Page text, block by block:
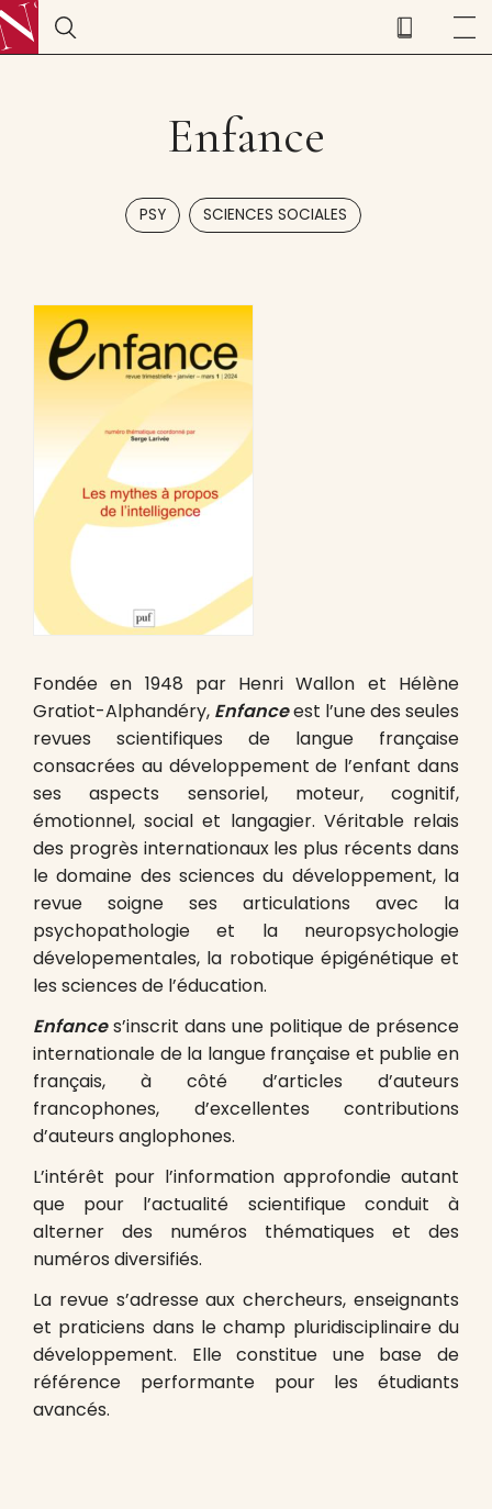
Enfance
PSY SCIENCES SOCIALES
Fondée en 1948 par Henri Wallon et Hélène
Gratiot-Alphandéry, Enfanceest l’une des seules
revues scientifiques de langue française
consacrées au développement de l’enfant dans
ses aspects sensoriel, moteur, cognitif,
émotionnel, social et langagier. Véritable relais
des progrès internationaux les plus récents dans
le domaine des sciences du développement, la
revue soigne ses articulations avec la
psychopathologie et la neuropsychologie
dévelopementales, la robotique épigénétique et
les sciences de l’éducation.
Enfances’inscrit dans une politique de présence
internationale de la langue française et publie en
français, à côté d’articles d’auteurs
francophones, d’excellentes contributions
d’auteurs anglophones.
L’intérêt pour l’information approfondie autant
que pour l’actualité scientifique conduit à
alterner des numéros thématiques et des
numéros diversifiés.
La revue s’adresse aux chercheurs, enseignants
et praticiens dans le champ pluridisciplinaire du
développement. Elle constitue une base de
référence performante pour les étudiants
avancés.